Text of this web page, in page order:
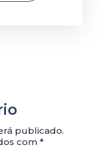
publicado.
com *